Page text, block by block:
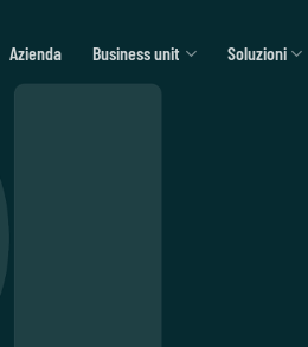
Azienda Business unit Soluzioni